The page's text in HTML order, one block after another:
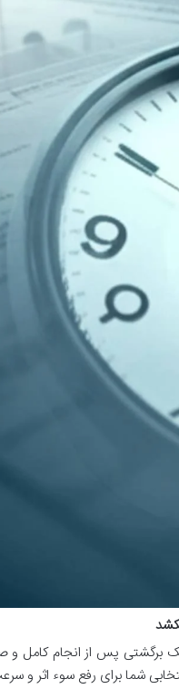
برگشتی پس از انجام کامل
شما برای رفع سوء اثر و